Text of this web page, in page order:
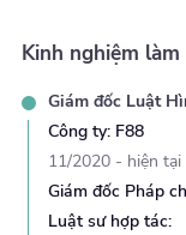
Vào năm
thương
đến “Hợp
tư bất động
hàng tại Hòa
Với kiến thức và
vực pháp luật.
Kinh nghiệm làm
Giám đốc Luật
Công ty: F88
11/2020 - hiện tại
Giám đốc Pháp
Luật sư hợp tác: